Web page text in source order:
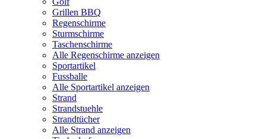
Grillen BBQ
Regenschirme
Sturmschirme
Taschenschirme
Alle Regenschirme anzeigen
Sportartikel
Fussballe
Alle Sportartikel anzeigen
Strand
Strandstuehle
Strandtücher
Alle Strand anzeigen